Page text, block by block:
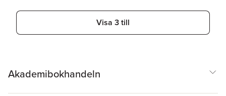
Visa 3 till
Akademibokhandeln